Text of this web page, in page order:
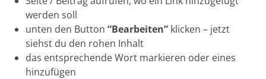
werden soll
unten den Button“Bearbeiten” klicken – jetzt
siehst du den rohen Inhalt
das entsprechende Wort markieren oder eines
hinzufügen